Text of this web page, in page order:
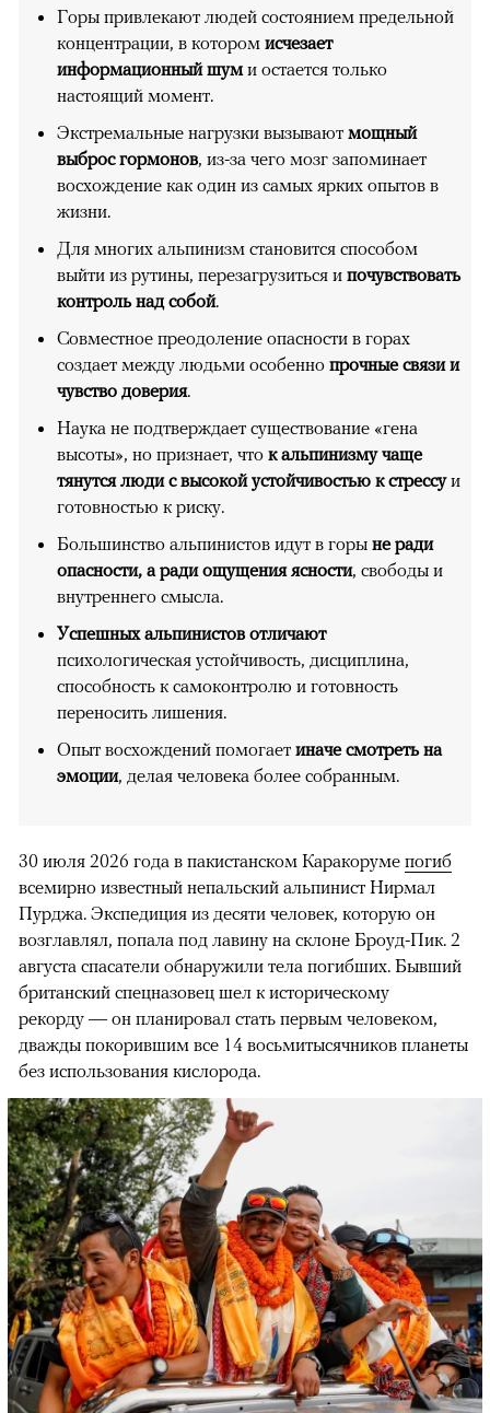
Горы привлекают людей состоянием предельной
концентрации, в котором исчезает
информационный шум и остается только
настоящий момент.
Экстремальные нагрузки вызывают мощный
выброс гормонов, из-за чего мозг запоминает
восхождение как один из самых ярких опытов в
жизни.
Для многих альпинизм становится способом
выйти из рутины, перезагрузиться и почувствовать
контроль над собой.
Совместное преодоление опасности в горах
создает между людьми особенно прочные связи и
чувство доверия.
Наука не подтверждает существование «гена
высоты», но признает, что к альпинизму чаще
тянутся люди с высокой устойчивостью к стрессуи
готовностью к риску.
Большинство альпинистов идут в горы не ради
опасности, а ради ощущения ясности, свободы и
внутреннего смысла.
Успешных альпинистов отличают
психологическая устойчивость, дисциплина,
способность к самоконтролю и готовность
переносить лишения.
Опыт восхождений помогает иначе смотреть на
эмоции, делая человека более собранным.
30 июля 2026 года в пакистанском Каракоруме погиб
всемирно известный непальский альпинист Нирмал
Пурджа. Экспедиция из десяти человек, которую он
возглавлял, попала под лавину на склоне Броуд-Пик. 2
августа спасатели обнаружили тела погибших. Бывший
британский спецназовец шел к историческому
рекорду — он планировал стать первым человеком,
дважды покорившим все 14 восьмитысячников планеты
без использования кислорода.